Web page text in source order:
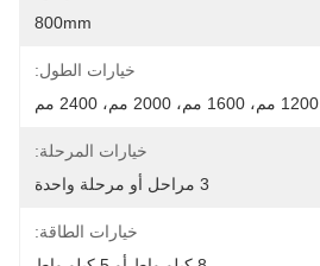
800mm
خيارات الطول:
1200 مم، 1600 مم، 2000 مم، 2400 مم
خيارات المرحلة:
3 مراحل أو مرحلة واحدة
خيارات الطاقة: